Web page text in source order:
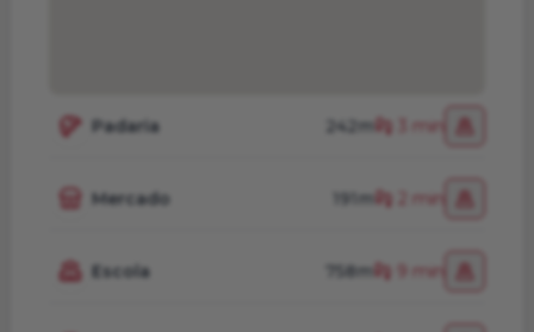
Padaria 242m 3 min
Mercado 191m 2 min
Escola 758m 9 min